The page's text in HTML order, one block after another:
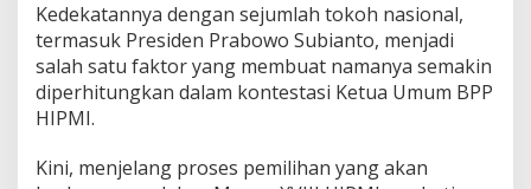
Kedekatannya dengan sejumlah tokoh nasional,
termasuk Presiden Prabowo Subianto, menjadi
salah satu faktor yang membuat namanya semakin
diperhitungkan dalam kontestasi Ketua Umum BPP
HIPMI.
Kini, menjelang proses pemilihan yang akan